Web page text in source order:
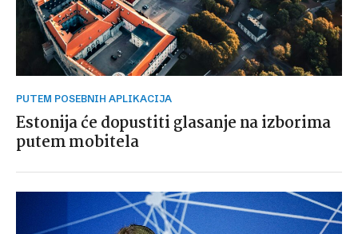
PUTEM POSEBNIH APLIKACIJA
Estonija će dopustiti glasanje na izborima
putem mobitela